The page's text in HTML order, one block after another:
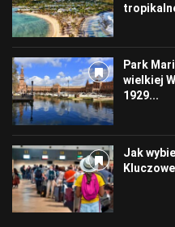
Park
wielkiej
1929...
Jak